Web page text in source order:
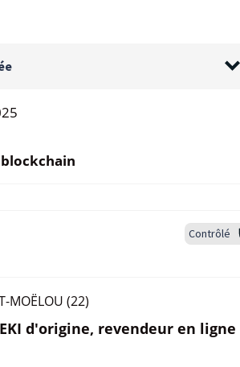
Contrôlé
MOËLOU (22)
d'origine, revendeur en ligne